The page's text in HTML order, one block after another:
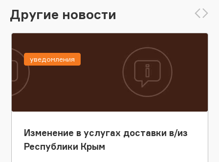
Другие новости
Изменение в услугах доставки в/из
Республики Крым
уведомления